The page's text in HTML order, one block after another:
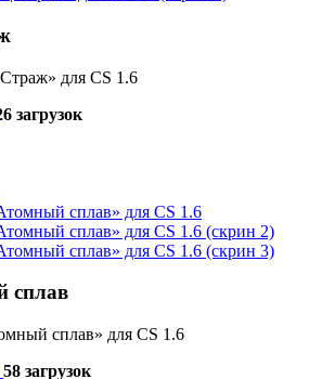
для CS 1.6
загрузок
сплав
сплав» для CS 1.6
58 загрузок